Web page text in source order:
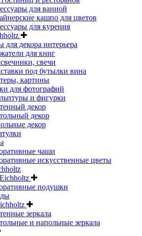
для ванной
кашпо для цветов
для курения
для декора интерьера
для книг
свечи
под бутылки вина
картины
для фотографий
и фигурки
декор
декор
декор
чаши
искусственные цветы
подушки
зеркала
и напольные зеркала